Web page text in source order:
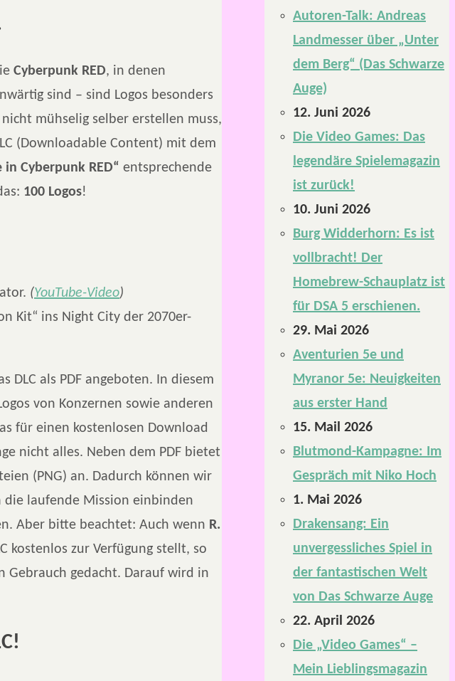
Cyberpunk RED, in denen
sind – sind Logos besonders
mühselig selber erstellen muss,
(Downloadable Content) mit dem
Cyberpunk RED“ entsprechende
100 Logos!
(YouTube-Video)
Kit“ ins Night City der 2070er-
DLC als PDF angeboten. In diesem
von Konzernen sowie anderen
für einen kostenlosen Download
nicht alles. Neben dem PDF bietet
(PNG) an. Dadurch können wir
die laufende Mission einbinden
Aber bitte beachtet: Auch wenn R.
kostenlos zur Verfügung stellt, so
Gebrauch gedacht. Darauf wird in
Autoren-Talk: Andreas
Landmesser über „Unter
dem Berg“ (Das Schwarze
Auge)
12. Juni 2026
Die Video Games: Das
legendäre Spielemagazin
ist zurück!
10. Juni 2026
Burg Widderhorn: Es ist
vollbracht! Der
Homebrew-Schauplatz ist
für DSA 5 erschienen.
29. Mai 2026
Aventurien 5e und
Myranor 5e: Neuigkeiten
aus erster Hand
15. Mail 2026
Blutmond-Kampagne: Im
Gespräch mit Niko Hoch
1. Mai 2026
Drakensang: Ein
unvergessliches Spiel in
der fantastischen Welt
von Das Schwarze Auge
22. April 2026
Die „Video Games“ –
Mein Lieblingsmagazin